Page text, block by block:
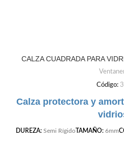
CALZA CUADRADA PARA
Código:
Calza protectora y
DUREZA: Semi RígidoTAMAÑO: 6mm